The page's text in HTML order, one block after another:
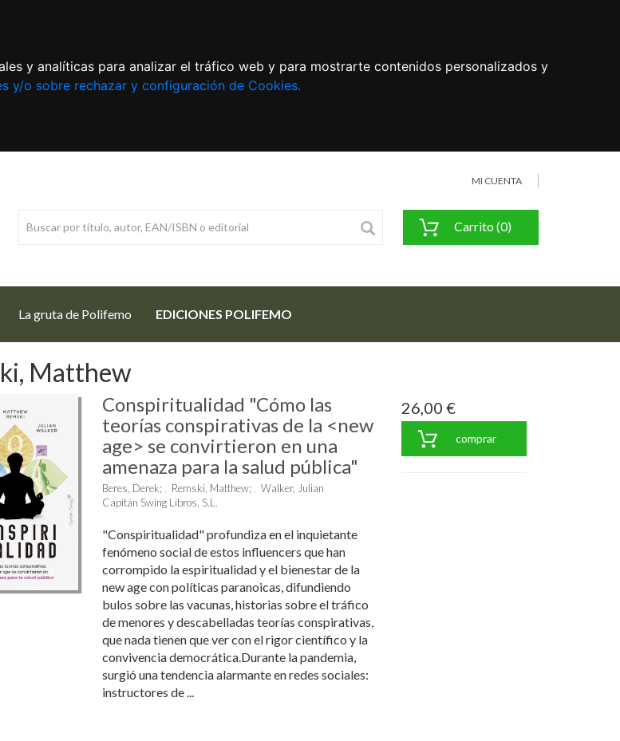
y analíticas para analizar el tráfico web y para mostrarte contenidos personalizados y
y/o sobre rechazar y configuración de Cookies.
MI CUENTA
Carrito (0)
La gruta de Polifemo EDICIONES POLIFEMO
Matthew
Conspiritualidad "Cómo las
teorías conspirativas de la <new
age> se convirtieron en una
amenaza para la salud pública"
Beres, Derek; Remski, Matthew;
Walker, Julian
Capitán Swing Libros, S.L.
"Conspiritualidad" profundiza en el inquietante
fenómeno social de estos influencers que han
corrompido la espiritualidad y el bienestar de la
new age con políticas paranoicas, difundiendo
bulos sobre las vacunas, historias sobre el tráfico
de menores y descabelladas teorías conspirativas,
que nada tienen que ver con el rigor científico y la
convivencia democrática.Durante la pandemia,
surgió una tendencia alarmante en redes sociales:
instructores de ...
26,00 €
comprar